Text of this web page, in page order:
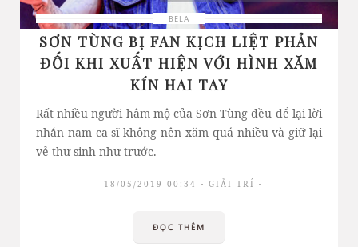
BELA
SƠN TÙNG BỊ FAN KỊCH LIỆT PHẢN
ĐỐI KHI XUẤT HIỆN VỚI HÌNH XĂM
KÍN HAI TAY
Rất nhiều người hâm mộ của Sơn Tùng đều để lại lời
nhắn nam ca sĩ không nên xăm quá nhiều và giữ lại
vẻ thư sinh như trước.
18/05/2019 00:34 GIẢI TRÍ
ĐỌC THÊM